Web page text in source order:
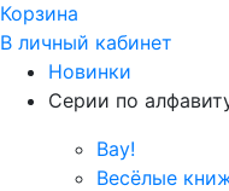
Корзина
В личный кабинет
Новинки
Серии по
Вау!
Весёлые